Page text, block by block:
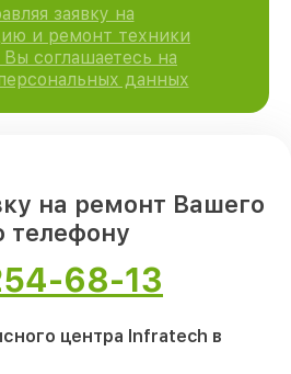
заявку на
и ремонт техники
соглашаетесь на
данных
на ремонт Вашего
телефону
68-13
центра Infratech в